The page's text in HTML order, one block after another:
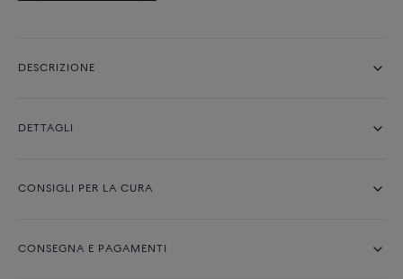
DESCRIZIONE
DETTAGLI
CONSIGLI PER LA CURA
CONSEGNA E PAGAMENTI